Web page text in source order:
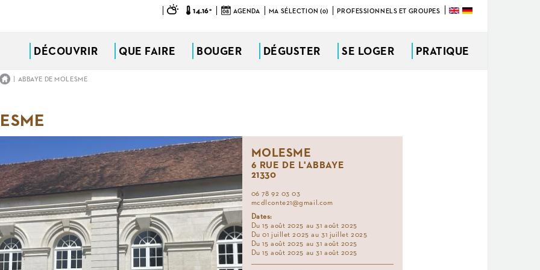
14.16° 08 AGENDA MA SÉLECTION (0) PROFESSIONNELS ET GROUPES
DÉCOUVRIR QUE FAIRE BOUGER DÉGUSTER SE LOGER PRATIQUE
| ABBAYE DE MOLESME
MOLESME
6 RUE DE L'ABBAYE
21330
06 78 92 03 03
mcdlconte21@gmail.com
Dates:
Du 15 août 2025 au 31 août 2025
Du 01 juillet 2025 au 31 juillet 2025
Du 15 août 2025 au 31 août 2025
Du 15 août 2025 au 31 août 2025